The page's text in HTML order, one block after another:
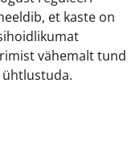
et kaste on
vähemalt tund
ühtlustuda.